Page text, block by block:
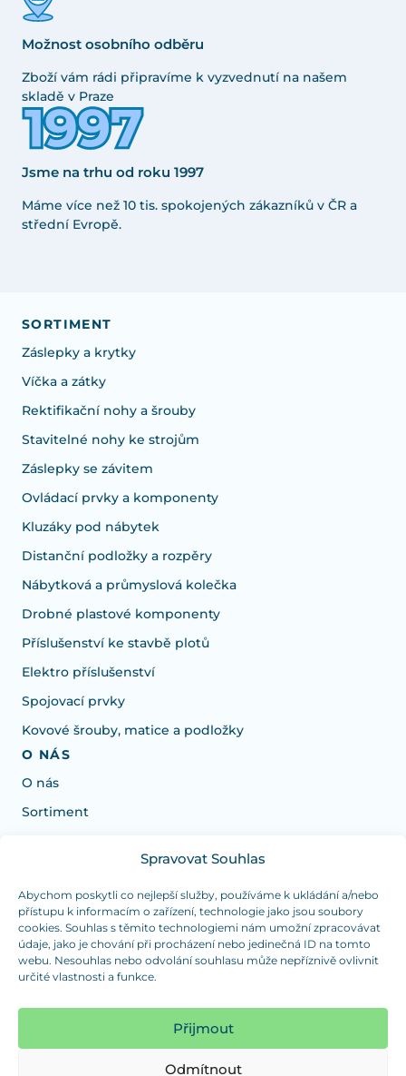
Spravovat Souhlas
Abychom poskytli co nejlepší služby, používáme k ukládání a/nebo
přístupu k informacím o zařízení, technologie jako jsou soubory
cookies. Souhlas s těmito technologiemi nám umožní zpracovávat
údaje, jako je chování při procházení nebo jedinečná ID na tomto
webu. Nesouhlas nebo odvolání souhlasu může nepříznivě ovlivnit
určité vlastnosti a funkce.
Přijmout
Odmítnout
Možnost osobního odběru
Zboží vám rádi připravíme k vyzvednutí na našem
skladě v Praze
Jsme na trhu od roku 1997
Máme více než 10 tis. spokojených zákazníků v ČR a
střední Evropě.
SORTIMENT
Záslepky a krytky
Víčka a zátky
Rektifikační nohy a šrouby
Stavitelné nohy ke strojům
Záslepky se závitem
Ovládací prvky a komponenty
Kluzáky pod nábytek
Distanční podložky a rozpěry
Nábytková a průmyslová kolečka
Drobné plastové komponenty
Příslušenství ke stavbě plotů
Elektro příslušenství
Spojovací prvky
Kovové šrouby, matice a podložky
O NÁS
O nás
Sortiment
Potřebujete poradit s výběrem?
Jsme tu pro vás Pondělí-Čtvrtek od: 7:30 - 15:30 hodin
a Pátek od 7:30 - 14:30 hodin
info@dualpraha.cz +420 725 802 767
(platba pouze v hotovosti)
Jsme tu pro vás Pondělí-Čtvrtek od: 7:30 - 15:30 hodin